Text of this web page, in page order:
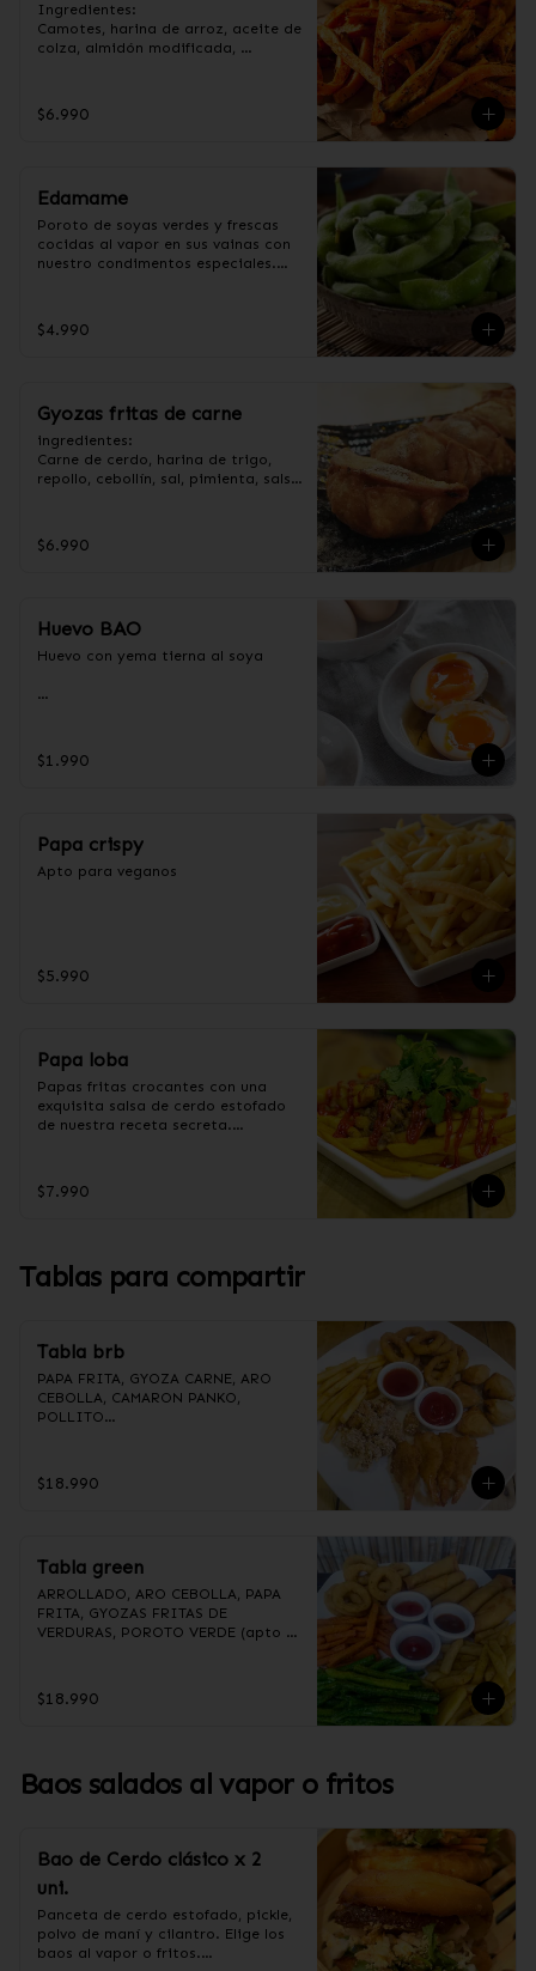
Ingredientes:
Camotes, harina de arroz, aceite de
colza, almidón modificada,
$6.990
Edamame
Poroto de soyas verdes y frescas
cocidas al vapor en sus vainas con
nuestro condimentos especiales.
Poroto de soya con vaina,
pimienta, sal, ajo, cebollín y azúcar.
$4.990
Gyozas fritas de carne
ingredientes:
Carne de cerdo, harina de trigo,
repollo, cebollín, sal, pimienta, salsa
canela, anís, pimienta y comino).
$6.990
Huevo BAO
Huevo con yema tierna al soya
Huevos premium, jengibre, cebollín,
salsa de soya, ajo, agua, azúcar,
$1.990
Papa crispy
Apto para veganos
$5.990
Papa loba
Papas fritas crocantes con una
exquisita salsa de cerdo estofado
de nuestra receta secreta.
Ingredientes salsa Loba:
moreno, miel y condimento 5
sabores (naranja, canela, anís,
$7.990
Tablas para compartir
Tabla brb
PAPA FRITA, GYOZA CARNE, ARO
CEBOLLA, CAMARON PANKO,
POLLITO
que indica en esta descripción.)
$18.990
Tabla green
ARROLLADO, ARO CEBOLLA, PAPA
FRITA, GYOZAS FRITAS DE
VERDURAS, POROTO VERDE (apto
las opciones disponibles según lo
que indica en esta descripción.)
$18.990
Baos salados al vapor o fritos
Bao de Cerdo clásico x 2
uni.
Panceta de cerdo estofado, pickle,
polvo de maní y cilantro. Elige los
baos al vapor o fritos.